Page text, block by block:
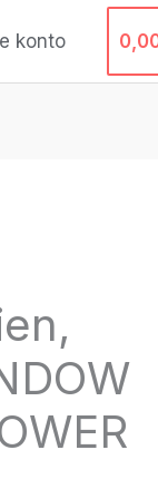
konto